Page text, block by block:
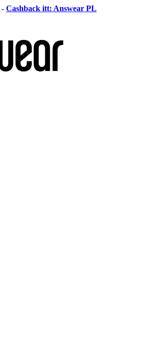
- Cashback itt: Answear PL